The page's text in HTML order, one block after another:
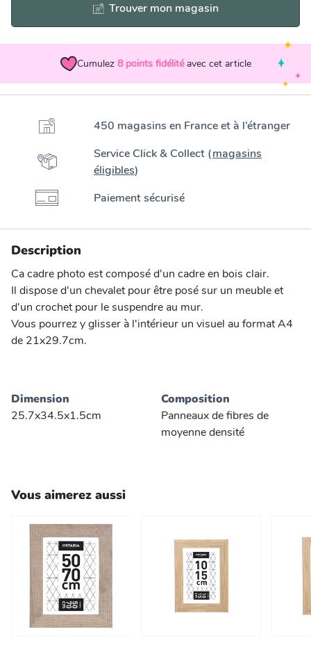
Trouver mon magasin
Cumulez 8 points fidélité avec cet article
450 magasins en France et à l’étranger
Service Click & Collect (magasins
éligibles)
Paiement sécurisé
Description
Ca cadre photo est composé d'un cadre en bois clair.
Il dispose d'un chevalet pour être posé sur un meuble et
d'un crochet pour le suspendre au mur.
Vous pourrez y glisser à l'intérieur un visuel au format A4
de 21x29.7cm.
Dimension
25.7x34.5x1.5cm
Composition
Panneaux de fibres de
moyenne densité
Vous aimerez aussi